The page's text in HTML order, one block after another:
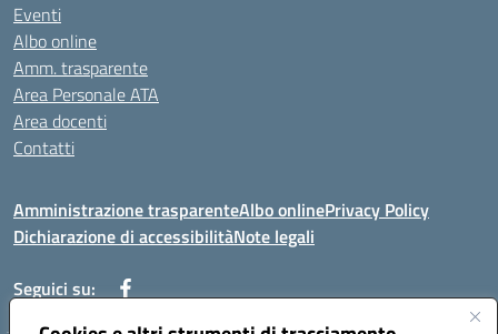
Eventi
Albo online
Amm. trasparente
Area Personale ATA
Area docenti
Contatti
Amministrazione trasparenteAlbo onlinePrivacy Policy
Dichiarazione di accessibilitàNote legali
Seguici su: